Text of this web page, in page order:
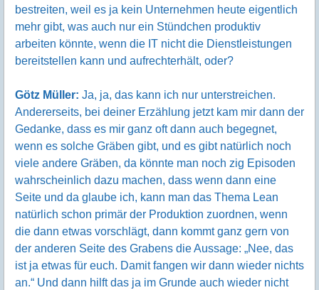
bestreiten, weil es ja kein Unternehmen heute eigentlich
mehr gibt, was auch nur ein Stündchen produktiv
arbeiten könnte, wenn die IT nicht die Dienstleistungen
bereitstellen kann und aufrechterhält, oder?
Götz Müller: Ja, ja, das kann ich nur unterstreichen.
Andererseits, bei deiner Erzählung jetzt kam mir dann der
Gedanke, dass es mir ganz oft dann auch begegnet,
wenn es solche Gräben gibt, und es gibt natürlich noch
viele andere Gräben, da könnte man noch zig Episoden
wahrscheinlich dazu machen, dass wenn dann eine
Seite und da glaube ich, kann man das Thema Lean
natürlich schon primär der Produktion zuordnen, wenn
die dann etwas vorschlägt, dann kommt ganz gern von
der anderen Seite des Grabens die Aussage: „Nee, das
ist ja etwas für euch. Damit fangen wir dann wieder nichts
an.“ Und dann hilft das ja im Grunde auch wieder nicht